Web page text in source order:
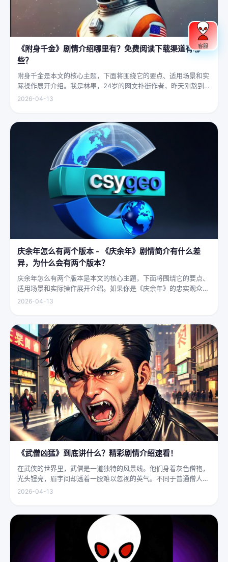
《附身千金》剧情介绍哪里有？免费阅读下载渠道有哪
些？
附身千金是本文的核心主题，下面将围绕它的要点、适用场景和实
际操作展开介绍。我是林墨，24岁的网文扑街作者，昨天刚熬到凌
晨四点赶完一本豪门甜宠文的大纲，揉着发酸的眼睛扑上床就睡，
2026-04-13
庆余年怎么有两个版本 - 《庆余年》剧情简介有什么差
异，为什么会有两个版本？
庆余年怎么有两个版本是本文的核心主题，下面将围绕它的要点、
适用场景和实际操作展开介绍。如果你是《庆余年》的忠实观众，
可能会发现这部剧在不同视频平台上呈现出两个略有差异的版本，
2026-04-13
《武僧凶猛》到底讲什么？精彩剧情介绍速看！
在武侠的世界里，武僧是一道独特的风景线。他们身着灰色僧袍，
光头锃亮，眉宇间却透着一股难以忽视的英气。不同于普通僧人的
慈眉善目，武僧的眼神中常常闪烁着锐利的光，仿佛能洞穿一切虚
2026-04-13
客服